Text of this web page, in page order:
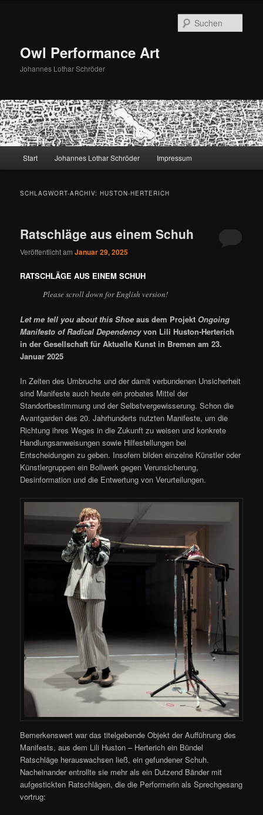
Owl Performance Art
Johannes Lothar Schröder
Start Johannes Lothar Schröder Impressum
SCHLAGWORT-ARCHIV:HUSTON-HERTERICH
Ratschläge aus einem Schuh
Veröffentlicht amJanuar 29, 2025
RATSCHLÄGE AUS EINEM SCHUH
Please scroll down for English version!
Let me tell you about this Shoeaus dem Projekt Ongoing
Manifesto of Radical Dependencyvon Lili Huston-Herterich
in der Gesellschaft für Aktuelle Kunst in Bremen am 23.
Januar 2025
In Zeiten des Umbruchs und der damit verbundenen Unsicherheit
sind Manifeste auch heute ein probates Mittel der
Standortbestimmung und der Selbstvergewisserung. Schon die
Avantgarden des 20. Jahrhunderts nutzten Manifeste, um die
Richtung ihres Weges in die Zukunft zu weisen und konkrete
Handlungsanweisungen sowie Hilfestellungen bei
Entscheidungen zu geben. Insofern bilden einzelne Künstler oder
Künstlergruppen ein Bollwerk gegen Verunsicherung,
Desinformation und die Entwertung von Verurteilungen.
Bemerkenswert war das titelgebende Objekt der Aufführung des
Manifests, aus dem Lili Huston – Herterich ein Bündel
Ratschläge herauswachsen ließ, ein gefundener Schuh.
Nacheinander entrollte sie mehr als ein Dutzend Bänder mit
aufgestickten Ratschlägen, die die Performerin als Sprechgesang
vortrug: